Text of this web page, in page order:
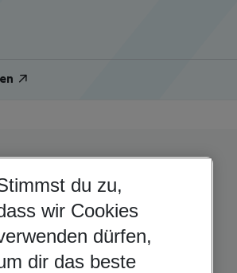
du zu,
wir Cookies
dürfen,
dir das beste